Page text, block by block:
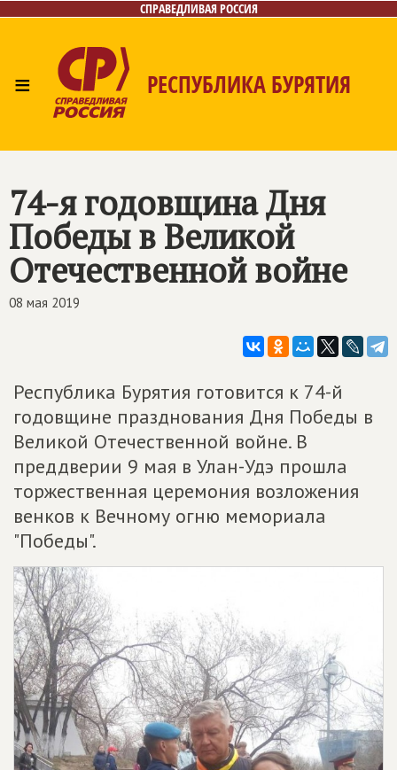
СПРАВЕДЛИВАЯ РОССИЯ
≡ РЕСПУБЛИКА БУРЯТИЯ
74-я годовщина Дня
Победы в Великой
Отечественной войне
08 мая 2019
Республика Бурятия готовится к 74-й
годовщине празднования Дня Победы в
Великой Отечественной войне. В
преддверии 9 мая в Улан-Удэ прошла
торжественная церемония возложения
венков к Вечному огню мемориала
"Победы".